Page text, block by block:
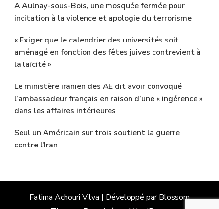
A Aulnay-sous-Bois, une mosquée fermée pour
incitation à la violence et apologie du terrorisme
« Exiger que le calendrier des universités soit
aménagé en fonction des fêtes juives contrevient à
la laïcité »
Le ministère iranien des AE dit avoir convoqué
l’ambassadeur français en raison d’une « ingérence »
dans les affaires intérieures
Seul un Américain sur trois soutient la guerre
contre l’Iran
Fatima Achouri Vilva | Développé parBlossom